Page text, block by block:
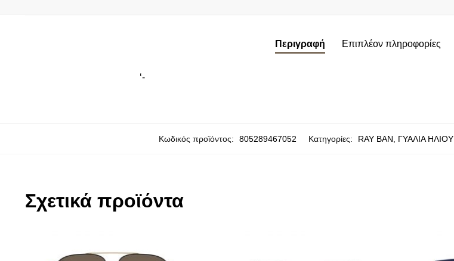
Περιγραφή Επιπλέον πληροφορίες
‘-
Κωδικός προϊόντος: 805289467052 Κατηγορίες: RAY BAN ΓΥΑΛΙΑ ΗΛΙΟΥ
Σχετικά προϊόντα